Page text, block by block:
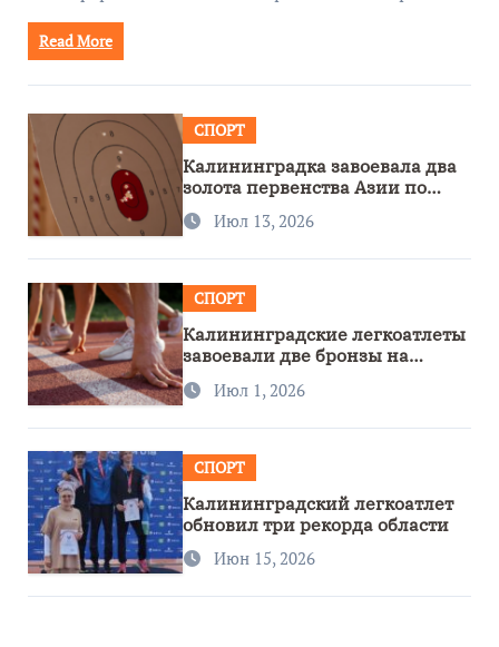
Read More
СПОРТ
Калининградка завоевала два
золота первенства Азии по
метанию ножа
Июл 13, 2026
СПОРТ
Калининградские легкоатлеты
завоевали две бронзы на
первенстве России
Июл 1, 2026
СПОРТ
Калининградский легкоатлет
обновил три рекорда области
Июн 15, 2026